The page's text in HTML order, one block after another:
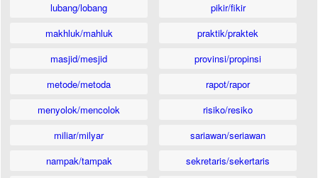
lubang/lobang
makhluk/mahluk
masjid/mesjid
metode/metoda
menyolok/mencolok
miliar/milyar
nampak/tampak
pikir/fikir
praktik/praktek
provinsi/propinsi
rapot/rapor
risiko/resiko
sariawan/seriawan
sekretaris/sekertaris